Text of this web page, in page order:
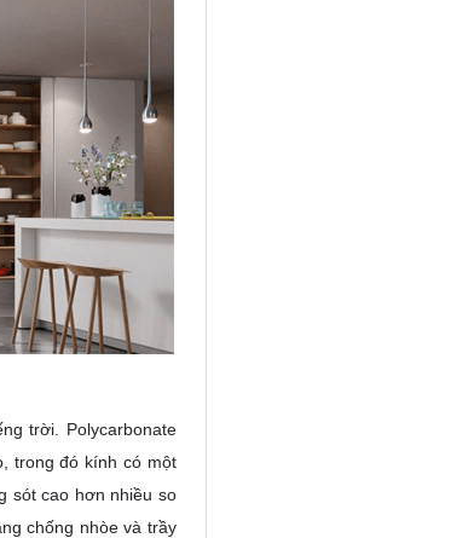
trời. Polycarbonate
trong đó kính có một
sót cao hơn nhiều so
chống nhòe và trầy